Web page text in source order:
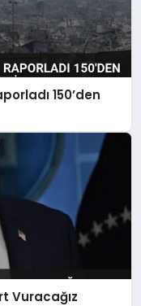
150’den
Vuracağız